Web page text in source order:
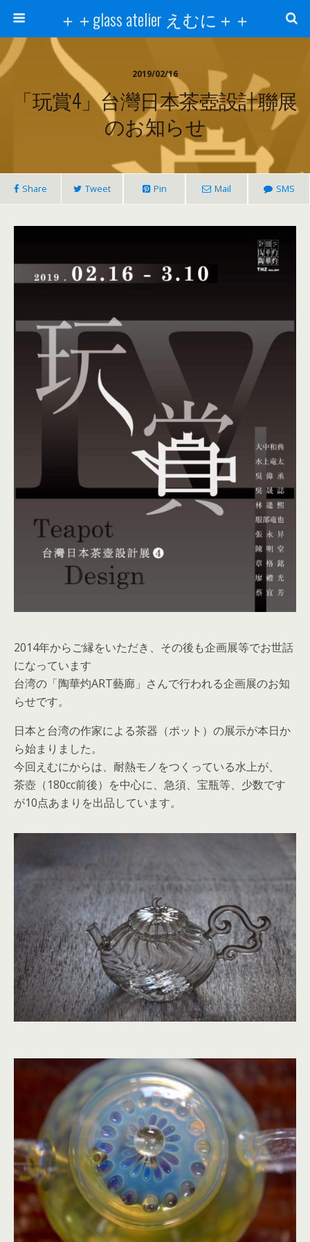
＋＋glass atelier えむに＋＋
2019/02/16
「玩賞4」台灣日本茶壺設計聯展
のお知らせ
Share Tweet Pin Mail SMS
2014年からご縁をいただき、その後も企画展等でお世話
になっています
台湾の「陶華灼ART藝廊」さんで行われる企画展のお知
らせです。
日本と台湾の作家による茶器（ポット）の展示が本日か
ら始まりました。
今回えむにからは、耐熱モノをつくっている水上が、
茶壺（180cc前後）を中心に、急須、宝瓶等、少数です
が10点あまりを出品しています。